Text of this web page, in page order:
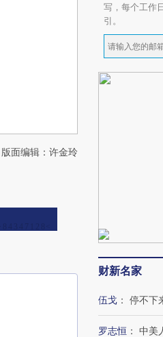
面编辑：许金玲
写，每个工作
引。
财新名家
伍戈 ： 停不下
罗志恒 ： 中美